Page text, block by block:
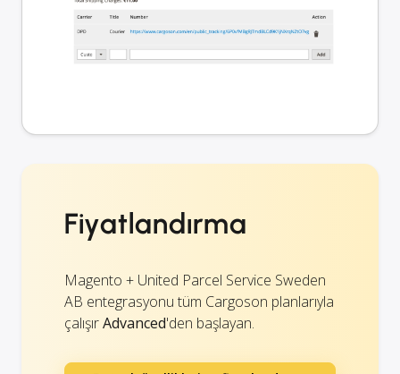
Fiyatlandırma
Magento + United Parcel Service Sweden
AB entegrasyonu tüm Cargoson planlarıyla
çalışırAdvanced'den başlayan.